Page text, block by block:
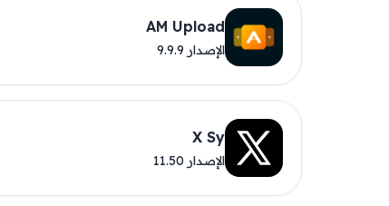
AM Upload
الإصدار 9.9.9
X Sy
الإصدار 11.50